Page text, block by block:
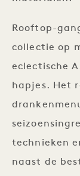
Rooftop-
collectie op
eclectische
hapjes. Het
technieken
naast de